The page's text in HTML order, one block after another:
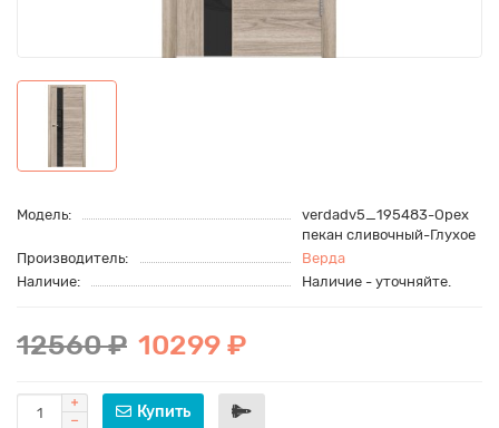
Модель:
verdadv5_195483-Орех
пекан сливочный-Глухое
Производитель:
Верда
Наличие:
Наличие - уточняйте.
12560 ₽ 10299 ₽
Купить